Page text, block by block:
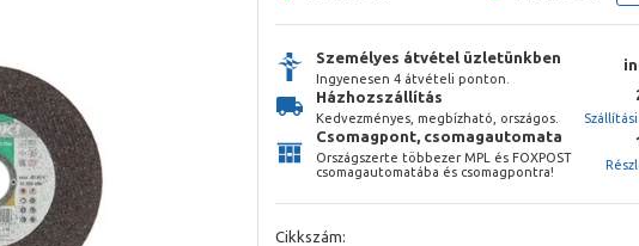
Személyes átvétel üzletünkben
Ingyenesen 4 átvételi ponton.
Házhozszállítás
Kedvezményes, megbízható, országos.
Csomagpont, csomagautomata
Országszerte többezer MPL és FOXPOST
csomagautomatába és csomagpontra!
Cikkszám: